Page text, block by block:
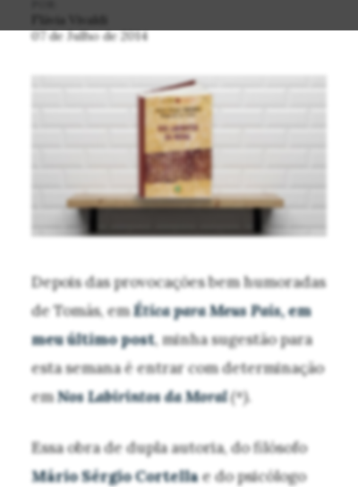
07 de Julho de 2014
Depois das provocações bem humoradas
de Tomás, emÉtica para Meus Pais,em
meu último post, minha sugestão para
esta semana é entrar com determinação
emNos Labirintos da Moral(*).
Essa obra de dupla autoria, do filósofo
Mário Sérgio Cortellae do psicólogo